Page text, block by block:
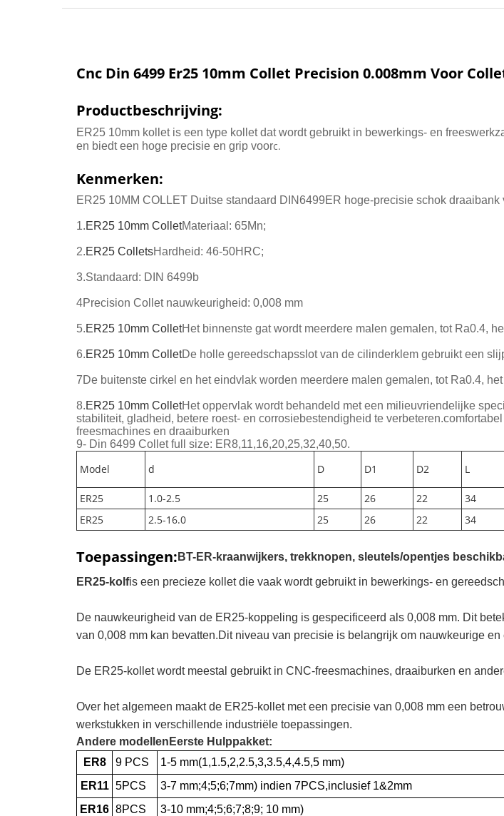
Cnc Din 6499 Er25 10mm Collet Precision 0.008mm Voor
Productbeschrijving:
ER25 10mm kollet is een type kollet dat wordt gebruikt in bewerkings- en
en biedt een hoge precisie en grip voorc.
Kenmerken:
ER25 10MM COLLET Duitse standaard DIN6499ER hoge-precisie schok draaibank
1.ER25 10mm ColletMateriaal: 65Mn;
2.ER25 ColletsHardheid: 46-50HRC;
3.Standaard: DIN 6499b
4Precision Collet nauwkeurigheid: 0,008 mm
5.ER25 10mm ColletHet binnenste gat wordt meerdere malen gemalen, tot Ra0.4,
6.ER25 10mm ColletDe holle gereedschapsslot van de cilinderklem gebruikt een
7De buitenste cirkel en het eindvlak worden meerdere malen gemalen, tot Ra0.4,
8.ER25 10mm ColletHet oppervlak wordt behandeld met een milieuvriendelijke
stabiliteit, gladheid, betere roest- en corrosiebestendigheid te
freesmachines en draaiburken
9- Din 6499 Collet full size: ER8,11,16,20,25,32,40,50.
Model d D D1 D2 L
ER25
1.0-2.5 25 26 22 34
ER25
2.5-16.0 25 26 22 34
Toepassingen: BT-ER-kraanwijkers, trekknopen, sleutels/opentjes
ER25-kolfis een precieze kollet die vaak wordt gebruikt in bewerkings- en
De nauwkeurigheid van de ER25-koppeling is gespecificeerd als 0,008 mm. Dit
van 0,008 mm kan bevatten.Dit niveau van precisie is belangrijk om nauwkeurige
De ER25-kollet wordt meestal gebruikt in CNC-freesmachines, draaiburken en
Over het algemeen maakt de ER25-kollet met een precisie van 0,008 mm een
werkstukken in verschillende industriële toepassingen.
Andere modellen Eerste Hulppakket:
ER8
9 PCS
1-5 mm(1,1.5,2,2.5,3,3.5,4,4.5,5 mm)
ER11 5PCS
3-7 mm;4;5;6;7mm) indien 7PCS,inclusief 1&2mm
ER16 8PCS 3-10 mm;4;5;6;7;8;9; 10 mm)